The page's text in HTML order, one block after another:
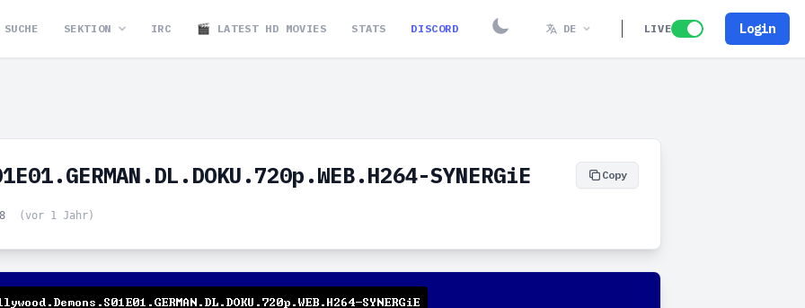
SUCHE SEKTION IRC 🎬 LATEST HD MOVIES STATS DISCORD DE LIVE Login
SYNERGiE Copy
(vor 1 Jahr)